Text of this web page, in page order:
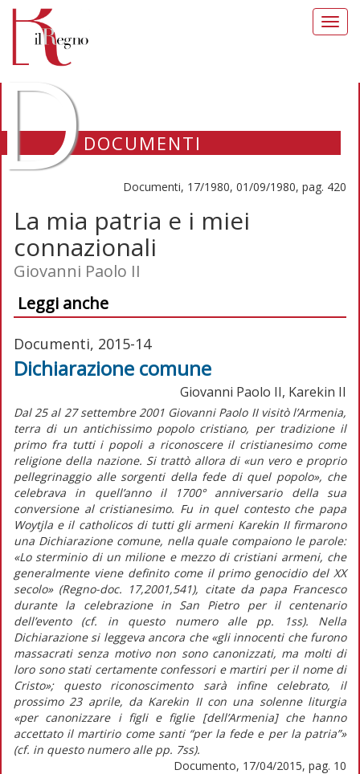
DOCUMENTI
Documenti, 17/1980, 01/09/1980, pag. 420
La mia patria e i miei
connazionali
Giovanni Paolo II
Leggi anche
Documenti, 2015-14
Dichiarazione comune
Giovanni Paolo II, Karekin II
Dal 25 al 27 settembre 2001 Giovanni Paolo II visitò l’Armenia,
terra di un antichissimo popolo cristiano, per tradizione il
primo fra tutti i popoli a riconoscere il cristianesimo come
religione della nazione. Si trattò allora di «un vero e proprio
pellegrinaggio alle sorgenti della fede di quel popolo», che
celebrava in quell’anno il 1700° anniversario della sua
conversione al cristianesimo. Fu in quel contesto che papa
Woytjla e il catholicos di tutti gli armeni Karekin II firmarono
una Dichiarazione comune, nella quale compaiono le parole:
«Lo sterminio di un milione e mezzo di cristiani armeni, che
generalmente viene definito come il primo genocidio del XX
secolo» (Regno-doc. 17,2001,541), citate da papa Francesco
durante la celebrazione in San Pietro per il centenario
dell’evento (cf. in questo numero alle pp. 1ss). Nella
Dichiarazione si leggeva ancora che «gli innocenti che furono
massacrati senza motivo non sono canonizzati, ma molti di
loro sono stati certamente confessori e martiri per il nome di
Cristo»; questo riconoscimento sarà infine celebrato, il
prossimo 23 aprile, da Karekin II con una solenne liturgia
«per canonizzare i figli e figlie [dell’Armenia] che hanno
accettato il martirio come santi “per la fede e per la patria”»
(cf. in questo numero alle pp. 7ss).
Documento, 17/04/2015, pag. 10